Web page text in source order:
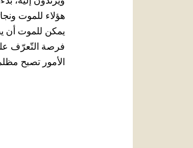
هؤلاء للموت
يمكن للموت أن
فرصة التّعرّف على
الأمور تصبح